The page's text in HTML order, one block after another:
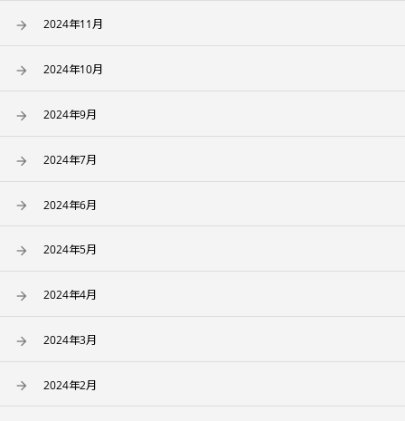
2024年11月
2024年10月
2024年9月
2024年7月
2024年6月
2024年5月
2024年4月
2024年3月
2024年2月